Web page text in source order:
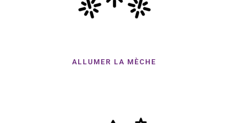
ALLUMER LA MÈCHE